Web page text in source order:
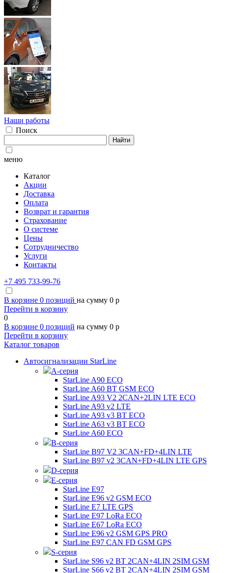
Наши работы
Поиск
Найти
меню
Каталог
Акции
Доставка
Оплата
Возврат и гарантия
Страхование
О системе
Цены
Сотрудничество
Услуги
Контакты
+7 495 733-99-76
В корзине 0 позиций на сумму 0 p
Перейти в корзину
0
В корзине 0 позиций на сумму 0 p
Перейти в корзину
Каталог товаров
Автосигнализации StarLine
А-серия
StarLine A90 ECO
StarLine A60 BT GSM ECO
StarLine A93 V2 2CAN+2LIN LTE ECO
StarLine A93 v2 LTE
StarLine A93 v3 BT ECO
StarLine A63 v3 BT ECO
StarLine A60 ECO
B-серия
StarLine B97 V2 3CAN+FD+4LIN LTE
StarLine B97 v2 3CAN+FD+4LIN LTE GPS
D-серия
E-серия
StarLine E97
StarLine E96 v2 GSM ECO
StarLine E7 LTE GPS
StarLine E97 LoRa ECO
StarLine E67 LoRa ECO
StarLine E96 v2 GSM GPS PRO
StarLine E97 CAN FD GSM GPS
S-серия
StarLine S96 v2 BT 2CAN+4LIN 2SIM GSM
StarLine S66 v2 BT 2CAN+4LIN 2SIM GSM